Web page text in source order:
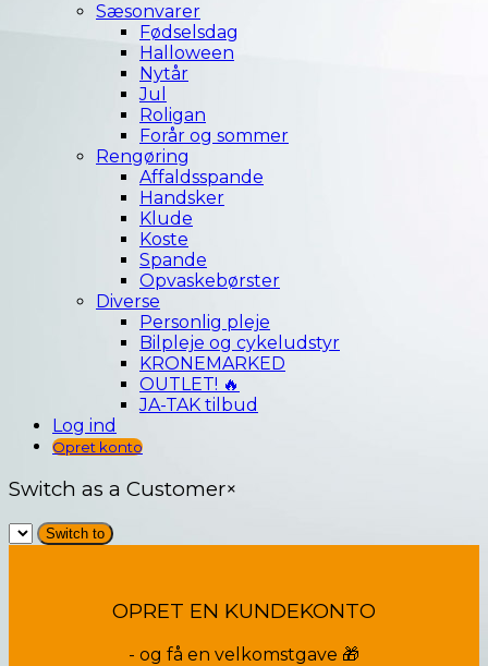
Sæsonvarer
Fødselsdag
Halloween
Nytår
Jul
Roligan
Forår og sommer
Rengøring
Affaldsspande
Handsker
Klude
Koste
Spande
Opvaskebørster
Diverse
Personlig pleje
Bilpleje og cykeludstyr
KRONEMARKED
OUTLET! 🔥
JA-TAK tilbud
Log ind
Opret konto
Switch as a Customer×
OPRET EN KUNDEKONTO
- og få en velkomstgave 🎁